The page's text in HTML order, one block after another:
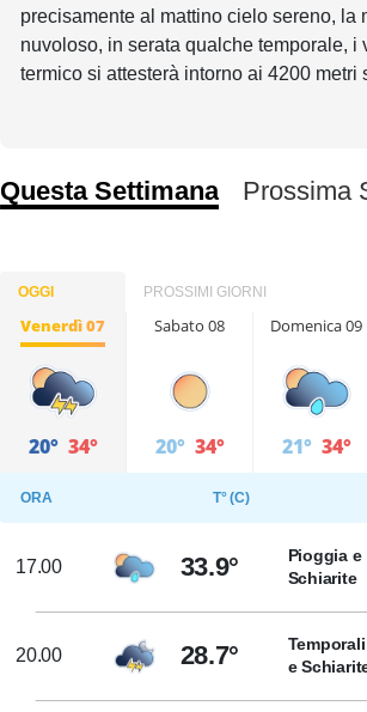
precisamente al mattino cielo sereno,
nuvoloso, in serata qualche temporale,
termico si attesterà intorno ai 4200
Questa Settimana Prossima
OGGI PROSSIMI GIORNI
Venerdì 07
20° 34°
Sabato 08
20° 34°
Domenica 09
21° 34°
ORA T° (C)
17.00 33.9°
Pioggia e
Schiarite
20.00 28.7°
Temporali
e